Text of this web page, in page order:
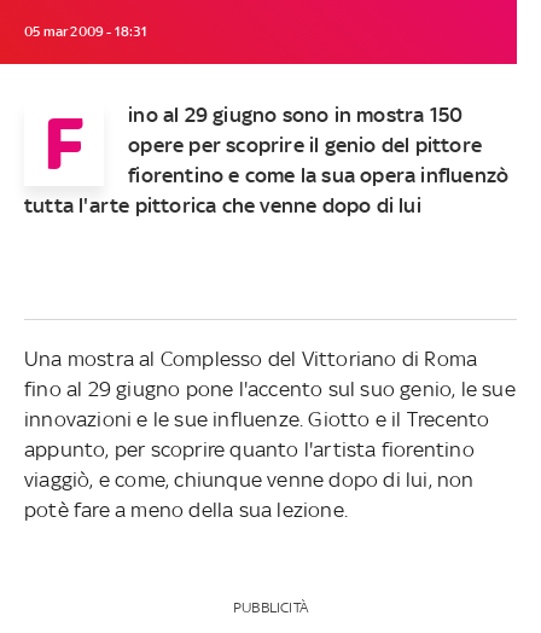
05 mar 2009 - 18:31
F
ino al 29 giugno sono in mostra 150
opere per scoprire il genio del pittore
fiorentino e come la sua opera influenzò
tutta l'arte pittorica che venne dopo di lui
Una mostra al Complesso del Vittoriano di Roma
fino al 29 giugno pone l'accento sul suo genio, le sue
innovazioni e le sue influenze. Giotto e il Trecento
appunto, per scoprire quanto l'artista fiorentino
viaggiò, e come, chiunque venne dopo di lui, non
potè fare a meno della sua lezione.
PUBBLICITÀ